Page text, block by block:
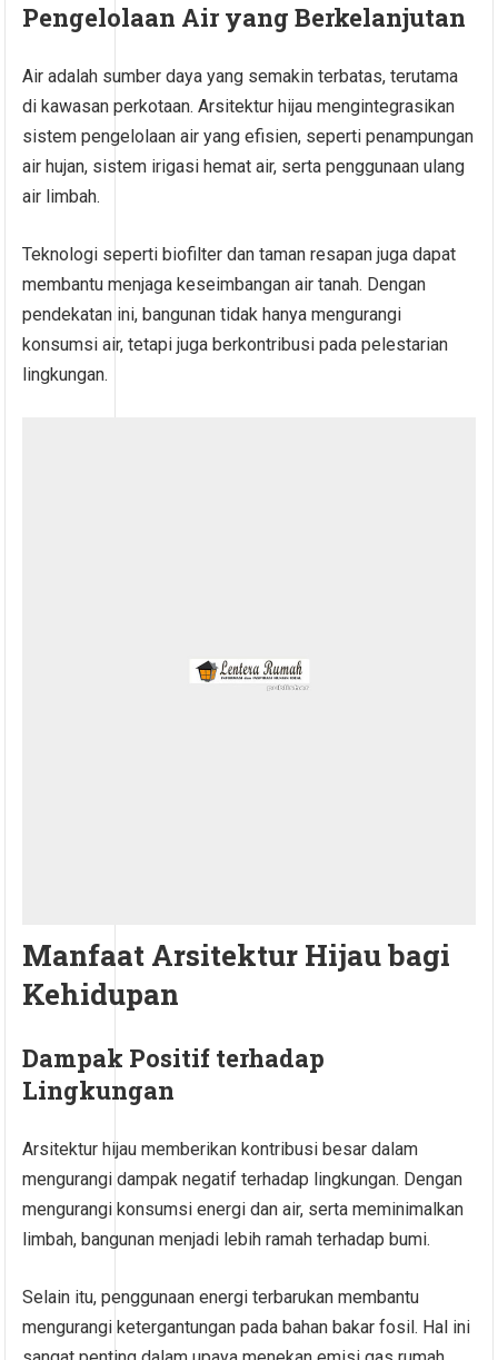
Pengelolaan Air yang Berkelanjutan
Air adalah sumber daya yang semakin terbatas, terutama
di kawasan perkotaan. Arsitektur hijau mengintegrasikan
sistem pengelolaan air yang efisien, seperti penampungan
air hujan, sistem irigasi hemat air, serta penggunaan ulang
air limbah.
Teknologi seperti biofilter dan taman resapan juga dapat
membantu menjaga keseimbangan air tanah. Dengan
pendekatan ini, bangunan tidak hanya mengurangi
konsumsi air, tetapi juga berkontribusi pada pelestarian
lingkungan.
Manfaat Arsitektur Hijau bagi
Kehidupan
Dampak Positif terhadap
Lingkungan
Arsitektur hijau memberikan kontribusi besar dalam
mengurangi dampak negatif terhadap lingkungan. Dengan
mengurangi konsumsi energi dan air, serta meminimalkan
limbah, bangunan menjadi lebih ramah terhadap bumi.
Selain itu, penggunaan energi terbarukan membantu
mengurangi ketergantungan pada bahan bakar fosil. Hal ini